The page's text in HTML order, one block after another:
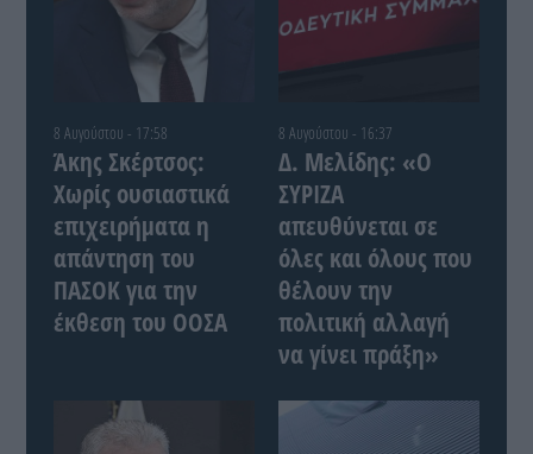
8 Αυγούστου - 17:58
Άκης Σκέρτσος:
Χωρίς ουσιαστικά
επιχειρήματα η
απάντηση του
ΠΑΣΟΚ για την
έκθεση του ΟΟΣΑ
8 Αυγούστου - 16:37
Δ. Μελίδης: «Ο
ΣΥΡΙΖΑ
απευθύνεται σε
όλες και όλους που
θέλουν την
πολιτική αλλαγή
να γίνει πράξη»